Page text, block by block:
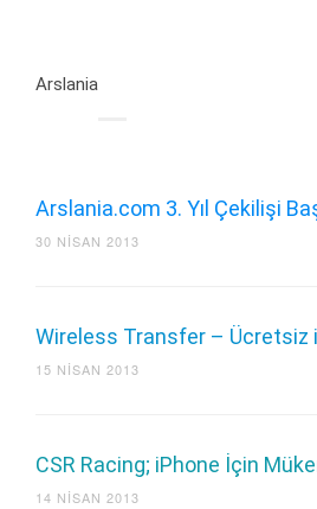
Arslania
Arslania.com 3. Yıl Çekilişi
30 NISAN 2013
Wireless Transfer – Ücretsiz
15 NISAN 2013
CSR Racing; iPhone İçin
14 NISAN 2013